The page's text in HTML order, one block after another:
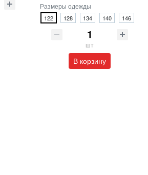
Размеры одежды
122 128 134 140 146
шт
В корзину